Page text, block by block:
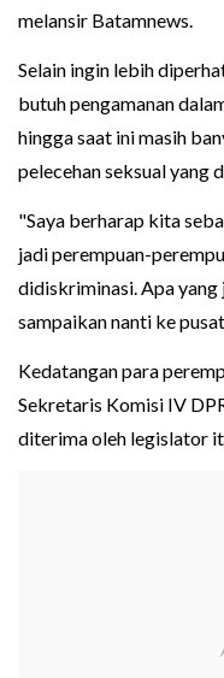
melansir Batamnews.
Selain ingin lebih
butuh pengamanan
hingga saat ini masih
pelecehan seksual yang
"Saya berharap kita
jadi perempuan-
didiskriminasi. Apa
sampaikan nanti ke
Kedatangan para
Sekretaris Komisi IV
diterima oleh legislator